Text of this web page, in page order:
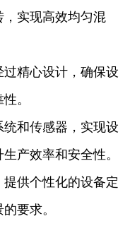
实现高效均匀混
精心设计，确保设
。
和传感器，实现设
产效率和安全性。
供个性化的设备定
要求。